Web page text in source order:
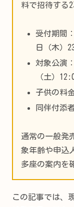
料で招待する
受付期間
日（木）
対象公演
（土）
子供の料
同伴付添
通常の一般発
象年齢や申込
多座の案内を
この記事では、